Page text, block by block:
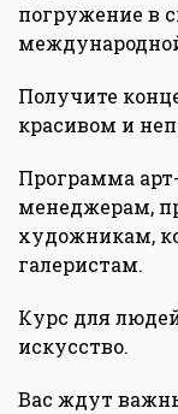
погружение в
Получите
красивом и
Программа
менеджерам,
художникам,
галеристам.
Курс для
искусство.
Вас ждут